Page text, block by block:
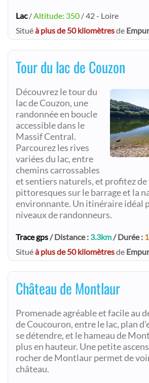
Lac/Altitude: 350 / 42 - Loire
Situéà plus de 50 kilomètresde
Tour du lac de Couzon
Découvrez le tour du
lac de Couzon, une
randonnée en boucle
accessible dans le
Massif Central.
Parcourez les rives
variées du lac, entre
chemins carrossables
et sentiers naturels, et profitez de
pittoresques sur le barrage et la
environnante. Un itinéraire idéal
niveaux de randonneurs.
Trace gps/ Distance : 3.3km/ Durée :
Situéà plus de 50 kilomètresde
Château de Montlaur
Promenade agréable et facile au
de Coucouron, entre le lac, plan
se détendre, et le hameau de
plus en hauteur. Une petite
rocher de Montlaur permet de
château.